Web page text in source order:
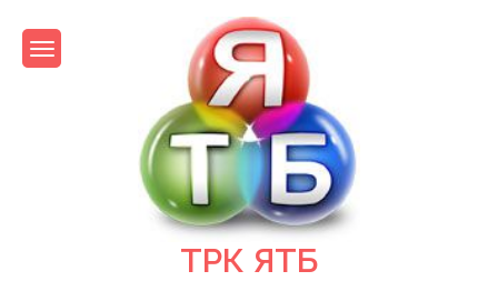
content
ТРК ЯТБ